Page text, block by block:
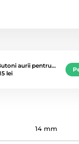
aurii pentru…
lei
14 mm